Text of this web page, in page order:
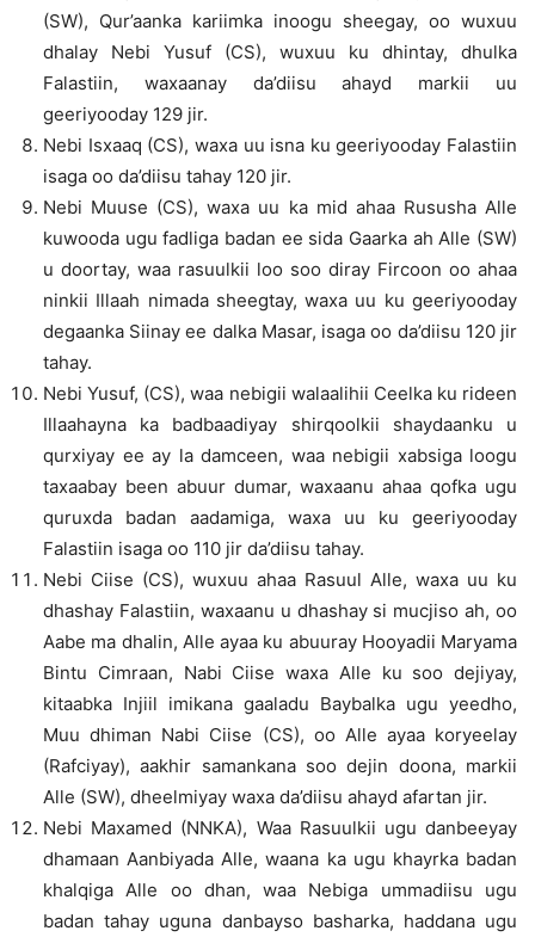
(SW), Qur’aanka kariimka inoogu sheegay, oo wuxuu
dhalay Nebi Yusuf (CS), wuxuu ku dhintay, dhulka
Falastiin, waxaanay da’diisu ahayd markii uu
geeriyooday 129 jir.
Nebi Isxaaq (CS), waxa uu isna ku geeriyooday Falastiin
isaga oo da’diisu tahay 120 jir.
Nebi Muuse (CS), waxa uu ka mid ahaa Rususha Alle
kuwooda ugu fadliga badan ee sida Gaarka ah Alle (SW)
u doortay, waa rasuulkii loo soo diray Fircoon oo ahaa
ninkii Illaah nimada sheegtay, waxa uu ku geeriyooday
degaanka Siinay ee dalka Masar, isaga oo da’diisu 120 jir
tahay.
Nebi Yusuf, (CS), waa nebigii walaalihii Ceelka ku rideen
Illaahayna ka badbaadiyay shirqoolkii shaydaanku u
qurxiyay ee ay la damceen, waa nebigii xabsiga loogu
taxaabay been abuur dumar, waxaanu ahaa qofka ugu
quruxda badan aadamiga, waxa uu ku geeriyooday
Falastiin isaga oo 110 jir da’diisu tahay.
Nebi Ciise (CS), wuxuu ahaa Rasuul Alle, waxa uu ku
dhashay Falastiin, waxaanu u dhashay si mucjiso ah, oo
Aabe ma dhalin, Alle ayaa ku abuuray Hooyadii Maryama
Bintu Cimraan, Nabi Ciise waxa Alle ku soo dejiyay,
kitaabka Injiil imikana gaaladu Baybalka ugu yeedho,
Muu dhiman Nabi Ciise (CS), oo Alle ayaa koryeelay
(Rafciyay), aakhir samankana soo dejin doona, markii
Alle (SW), dheelmiyay waxa da’diisu ahayd afartan jir.
Nebi Maxamed (NNKA), Waa Rasuulkii ugu danbeeyay
dhamaan Aanbiyada Alle, waana ka ugu khayrka badan
khalqiga Alle oo dhan, waa Nebiga ummadiisu ugu
badan tahay uguna danbayso basharka, haddana ugu